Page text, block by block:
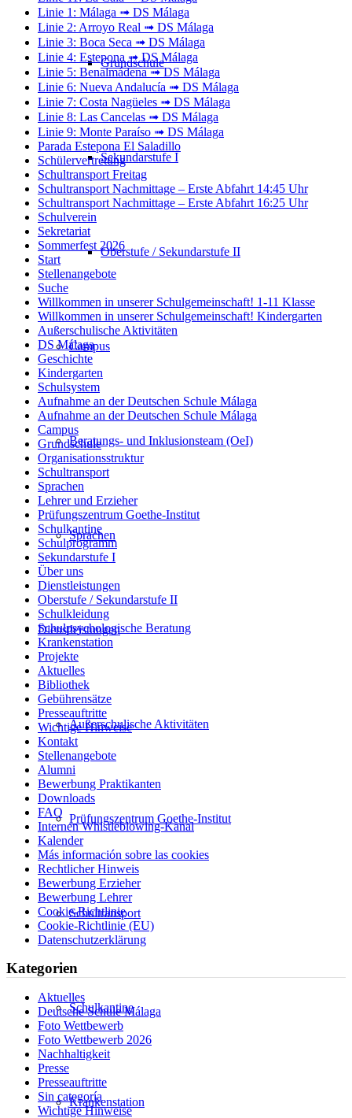
Grundschule
Sekundarstufe I
Oberstufe / Sekundarstufe II
Campus
Beratungs- und Inklusionsteam (OeI)
Sprachen
Dienstleistungen
Außerschulische Aktivitäten
Prüfungszentrum Goethe-Institut
Schultransport
Schulkantine
Krankenstation
Linie 1: Málaga ➟ DS Málaga
Linie 2: Arroyo Real ➟ DS Málaga
Linie 3: Boca Seca ➟ DS Málaga
Linie 4: Estepona ➟ DS Málaga
Linie 5: Benalmádena ➟ DS Málaga
Linie 6: Nueva Andalucía ➟ DS Málaga
Linie 7: Costa Nagüeles ➟ DS Málaga
Linie 8: Las Cancelas ➟ DS Málaga
Linie 9: Monte Paraíso ➟ DS Málaga
Parada Estepona El Saladillo
Schülervertretung
Schultransport Freitag
Schultransport Nachmittage – Erste Abfahrt 14:45 Uhr
Schultransport Nachmittage – Erste Abfahrt 16:25 Uhr
Schulverein
Sekretariat
Sommerfest 2026
Start
Stellenangebote
Suche
Willkommen in unserer Schulgemeinschaft! 1-11 Klasse
Willkommen in unserer Schulgemeinschaft! Kindergarten
Außerschulische Aktivitäten
DS Málaga
Geschichte
Kindergarten
Schulsystem
Aufnahme an der Deutschen Schule Málaga
Aufnahme an der Deutschen Schule Málaga
Campus
Grundschule
Organisationsstruktur
Schultransport
Sprachen
Lehrer und Erzieher
Prüfungszentrum Goethe-Institut
Schulkantine
Schulprogramm
Sekundarstufe I
Über uns
Dienstleistungen
Oberstufe / Sekundarstufe II
Schulkleidung
Schulpsychologische Beratung
Krankenstation
Projekte
Aktuelles
Bibliothek
Gebührensätze
Presseauftritte
Wichtige Hinweise
Kontakt
Stellenangebote
Alumni
Bewerbung Praktikanten
Downloads
FAQ
Internen Whistleblowing-Kanal
Kalender
Más información sobre las cookies
Rechtlicher Hinweis
Bewerbung Erzieher
Bewerbung Lehrer
Cookie-Richtlinie
Cookie-Richtlinie (EU)
Datenschutzerklärung
Kategorien
Aktuelles
Deutsche Schule Málaga
Foto Wettbewerb
Foto Wettbewerb 2026
Nachhaltigkeit
Presse
Presseauftritte
Sin categoría
Wichtige Hinweise